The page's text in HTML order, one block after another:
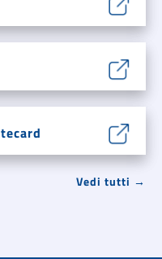
Vedi tutti →